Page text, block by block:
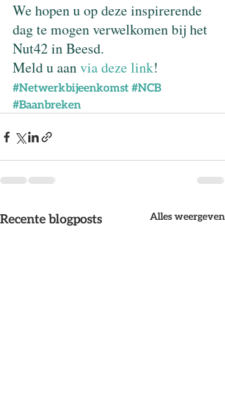
We hopen u op deze inspirerende
dag te mogen verwelkomen bij het
Nut42 in Beesd.
Meld u aan via deze link!
#Netwerkbijeenkomst #NCB
#Baanbreken
Recente blogposts Alles weergeven